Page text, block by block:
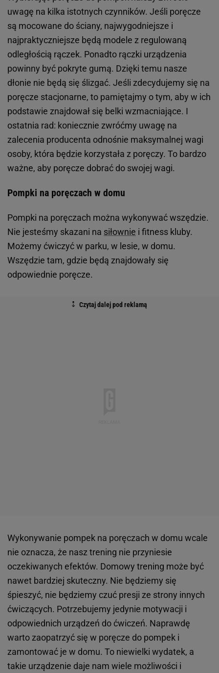
uwagę na kilka istotnych czynników. Jeśli poręcze
są mocowane do ściany, najwygodniejsze i
najpraktyczniejsze będą modele z regulowaną
odległością rączek. Ponadto rączki urządzenia
powinny być pokryte gumą. Dzięki temu nasze
dłonie nie będą się ślizgać. Jeśli zdecydujemy się na
poręcze stacjonarne, to pamiętajmy o tym, aby w ich
podstawie znajdował się belki wzmacniające. I
ostatnia rad: koniecznie zwróćmy uwagę na
zalecenia producenta odnośnie maksymalnej wagi
osoby, która będzie korzystała z poręczy. To bardzo
ważne, aby poręcze dobrać do swojej wagi.
Pompki na poręczach w domu
Pompki na poręczach można wykonywać wszędzie.
Nie jesteśmy skazani na siłownie i fitness kluby.
Możemy ćwiczyć w parku, w lesie, w domu.
Wszędzie tam, gdzie będą znajdowały się
odpowiednie poręcze.
Wykonywanie pompek na poręczach w domu wcale
nie oznacza, że nasz trening nie przyniesie
oczekiwanych efektów. Domowy trening może być
nawet bardziej skuteczny. Nie będziemy się
śpieszyć, nie będziemy czuć presji ze strony innych
ćwiczących. Potrzebujemy jedynie motywacji i
odpowiednich urządzeń do ćwiczeń. Naprawdę
warto zaopatrzyć się w poręcze do pompek i
zamontować je w domu. To niewielki wydatek, a
takie urządzenie daje nam wiele możliwości i